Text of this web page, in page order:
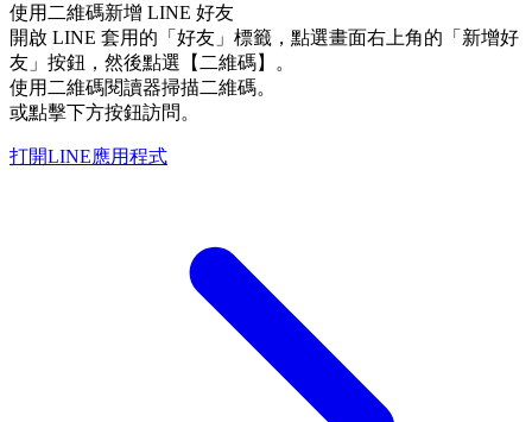
使用二維碼新增 LINE 好友
開啟 LINE 套用的「好友」標籤，點選畫面右上角的「新增好
友」按鈕，然後點選【二維碼】。
使用二維碼閱讀器掃描二維碼。
或點擊下方按鈕訪問。
打開LINE應用程式